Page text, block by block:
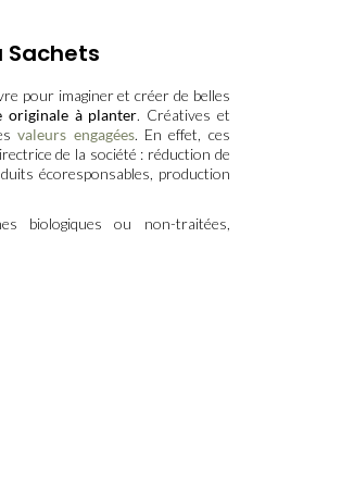
Sachets
pour imaginer et créer de belles
originale à planter. Créatives et
valeurs engagées. En effet, ces
de la société : réduction de
écoresponsables, production
biologiques ou non-traitées,